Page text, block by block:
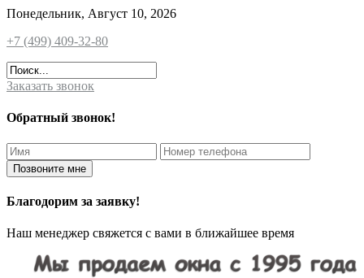
Понедельник, Август 10, 2026
+7 (499) 409-32-80
Заказать звонок
Обратный звонок!
Благодорим за заявку!
Наш менеджер свяжется с вами в ближайшее время